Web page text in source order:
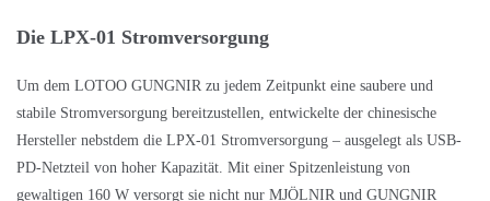
Die LPX-01 Stromversorgung
Um dem LOTOO GUNGNIR zu jedem Zeitpunkt eine saubere und
stabile Stromversorgung bereitzustellen, entwickelte der chinesische
Hersteller nebstdem die LPX-01 Stromversorgung – ausgelegt als USB-
PD-Netzteil von hoher Kapazität. Mit einer Spitzenleistung von
gewaltigen 160 W versorgt sie nicht nur MJÖLNIR und GUNGNIR